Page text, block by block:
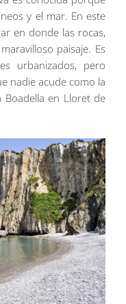
y el mar. En este
en donde las rocas,
paisaje. Es
urbanizados, pero
nadie acude como la
Boadella en Lloret de